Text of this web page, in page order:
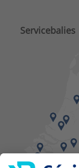
Servicebalies